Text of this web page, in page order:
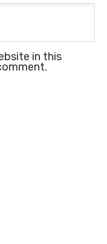
in this